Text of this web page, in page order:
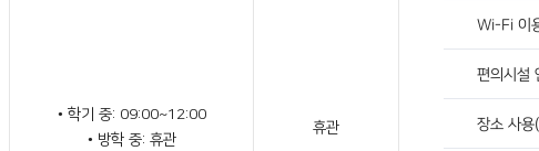
• 학기 중: 09:00~12:00
• 방학 중: 휴관
휴관
Wi-Fi 이
편의시설
장소 사용